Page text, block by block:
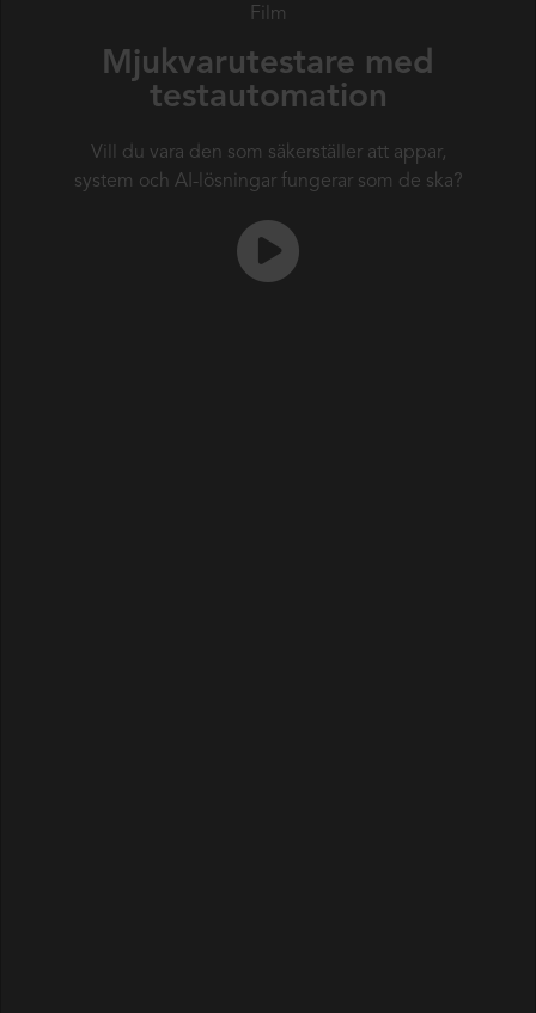
Film
Mjukvarutestare med
testautomation
Vill du vara den som säkerställer att appar,
system och AI-lösningar fungerar som de ska?